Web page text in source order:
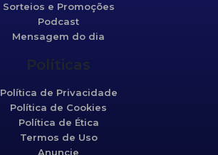
Sorteios e Promoções
Podcast
Mensagem do dia
Políticas
Política de Privacidade
Política de Cookies
Política de Ética
Termos de Uso
Anuncie